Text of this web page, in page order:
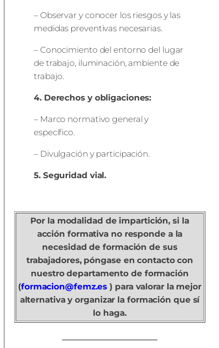
– Observar y conocer los riesgos y las
medidas preventivas necesarias.
– Conocimiento del entorno del lugar
de trabajo, iluminación, ambiente de
trabajo.
4. Derechos y obligaciones:
– Marco normativo general y
específico.
– Divulgación y participación.
5. Seguridad vial.
Por la modalidad de impartición, si la
acción formativa no responde a la
necesidad de formación de sus
trabajadores, póngase en contacto con
nuestro departamento de formación
(formacion@femz.es ) para valorar la mejor
alternativa y organizar la formación que sí
lo haga.